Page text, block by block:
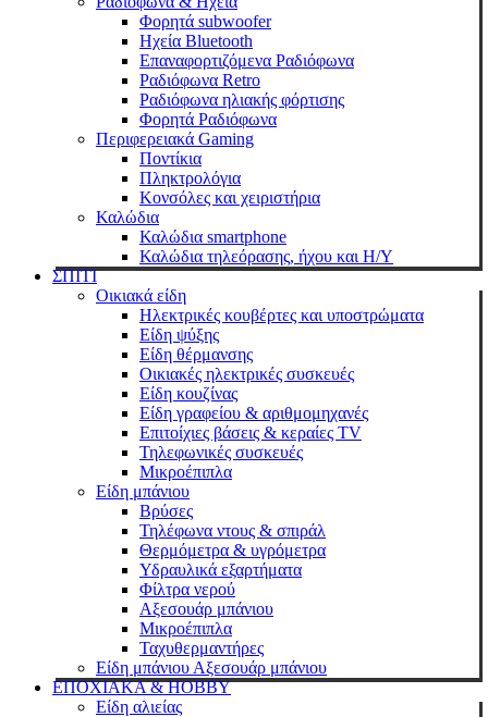
Φορητά subwoofer
Ηχεία Bluetooth
Επαναφορτιζόμενα Ραδιόφωνα
Ραδιόφωνα Retro
Ραδιόφωνα ηλιακής φόρτισης
Φορητά Ραδιόφωνα
Περιφερειακά Gaming
Ποντίκια
Πληκτρολόγια
Κονσόλες και χειριστήρια
Καλώδια
Καλώδια smartphone
Καλώδια τηλεόρασης, ήχου και Η/Υ
ΣΠΙΤΙ
Οικιακά είδη
Ηλεκτρικές κουβέρτες και υποστρώματα
Είδη ψύξης
Είδη θέρμανσης
Οικιακές ηλεκτρικές συσκευές
Είδη κουζίνας
Είδη γραφείου & αριθμομηχανές
Επιτοίχιες βάσεις & κεραίες TV
Τηλεφωνικές συσκευές
Μικροέπιπλα
Είδη μπάνιου
Βρύσες
Τηλέφωνα ντους & σπιράλ
Θερμόμετρα & υγρόμετρα
Υδραυλικά εξαρτήματα
Φίλτρα νερού
Αξεσουάρ μπάνιου
Μικροέπιπλα
Ταχυθερμαντήρες
Είδη μπάνιου Αξεσουάρ μπάνιου
ΕΠΟΧΙΑΚΑ & HOBBY
Είδη αλιείας